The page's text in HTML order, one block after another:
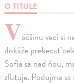
O TITULE
Väčšinu vecí si
dokáže prekecať
Sofia sa nad ňou,
zľutuje. Podujme